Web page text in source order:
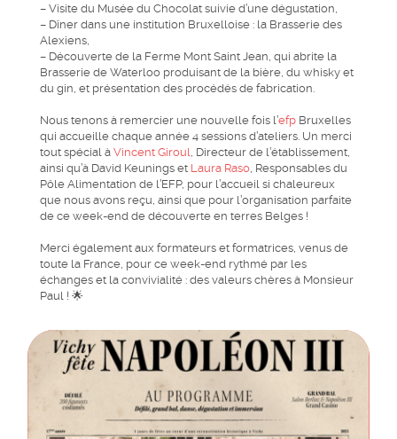
– Visite du Musée du Chocolat suivie d’une dégustation,
– Dîner dans une institution Bruxelloise : la Brasserie des
Alexiens,
– Découverte de la Ferme Mont Saint Jean, qui abrite la
Brasserie de Waterloo produisant de la bière, du whisky et
du gin, et présentation des procédés de fabrication.
Nous tenons à remercier une nouvelle fois l’efpBruxelles
qui accueille chaque année 4 sessions d’ateliers. Un merci
tout spécial à Vincent Giroul, Directeur de l’établissement,
ainsi qu’à David Keunings et Laura Raso, Responsables du
Pôle Alimentation de l’EFP, pour l’accueil si chaleureux
que nous avons reçu, ainsi que pour l’organisation parfaite
de ce week-end de découverte en terres Belges !
Merci également aux formateurs et formatrices, venus de
toute la France, pour ce week-end rythmé par les
échanges et la convivialité : des valeurs chères à Monsieur
Paul ! 🌟